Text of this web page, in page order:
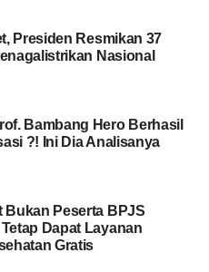
Presiden Resmikan 37
Nasional
Bambang Hero Berhasil
?! Ini Dia Analisanya
Bukan Peserta BPJS
Dapat Layanan
Gratis